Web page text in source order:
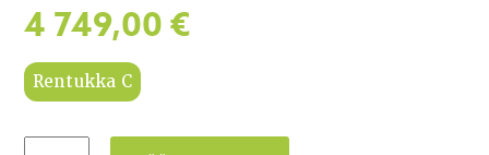
4 749,00€
Rentukka C